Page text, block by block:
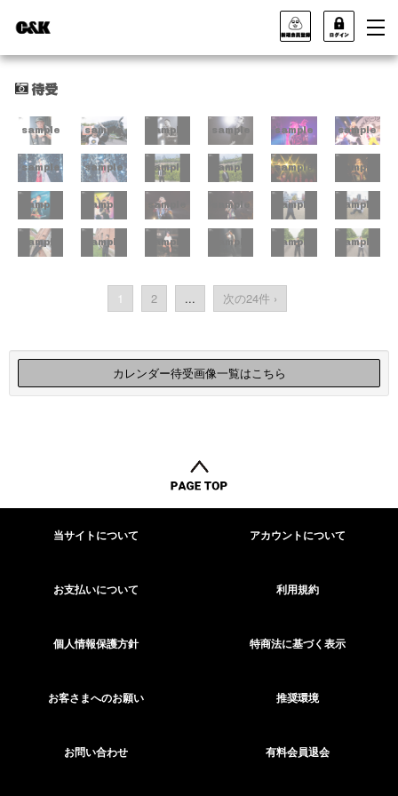
sample sample sample sample sample sample
sample sample sample sample sample sample
sample sample sample sample sample sample
sample sample sample sample sample sample
1 2 ... 次の24件 ›
カレンダー待受画像一覧はこちら
当サイトについて アカウントについて
お支払いについて 利用規約
個人情報保護方針 特商法に基づく表示
お客さまへのお願い 推奨環境
お問い合わせ 有料会員退会